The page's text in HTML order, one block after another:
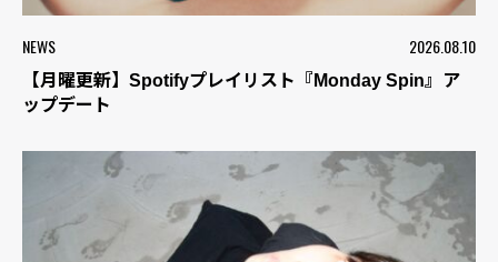
NEWS 2026.08.10
【月曜更新】Spotifyプレイリスト『Monday Spin』ア
ップデート